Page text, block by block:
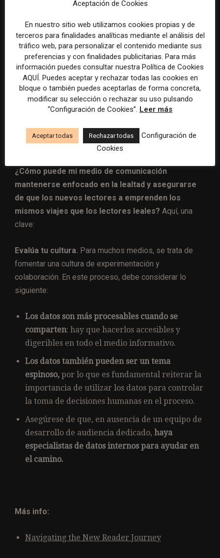
C. Se acabaron los días de los vínculos ambiguos.
lectores hagan click. Asegúrese de que sepan que
están siendo dirigidos a contenido que tiene un valor
claro y que está directamente relacionado con el tema,
en lugar de guiarlos a una isla sin ningún lugar adonde ir
excepto fuera de su sitio.
Aproveche las oportunidades futuras
Cuando haya alcanzado los objetivos de lectores
leales, su siguiente pregunta debería ser:
¿Cómo puede mi medio de comunicación
mantenerse enfocado en la lealtad y asegurarse
de que los nuevos lectores a emprenden los
mismos viajes que los lectores leales? Aquí, una
clave:
Evalúa tu cultura. Para muchos medios, se trata de
fomentar una cultura de experimentación y
colaboración. En este proceso, debe considerar lo
siguiente:
Los datos son más procesables cuando se
comparten: hay que hacerlos accesibles y
digeribles en todo el medio informativo.
Los datos también pueden ser un tema
espinoso, por lo que es fundamental reiterar la
importancia de utilizar los datos para controlar
la toma de decisiones humanas en el proceso.
Asegúrese de que, en ausencia de un equipo de
desarrollo de audiencia dedicado, haya
especialistas de datos internos para ayudar en
el camino.
Más info:
Navigating the New Reader Journey
Aceptación de Cookies
En nuestro sitio web utilizamos cookies propias y de
terceros para finalidades analíticas mediante el análisis del
tráfico web, para personalizar el contenido mediante sus
preferencias y con finalidades publicitarias. Para más
información puedes consultar nuestra Política de Cookies
AQUÍ. Puedes aceptar y rechazar todas las cookies en
bloque o también puedes aceptarlas de forma concreta,
modificar su selección o rechazar su uso pulsando
“Configuración de Cookies”. Leer más
Aceptar todas Rechazar todas
Configuración de
Cookies